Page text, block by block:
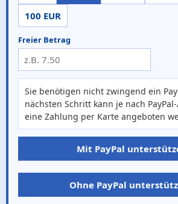
100 EUR
Freier Betrag
Sie benötigen nicht zwingend ein
nächsten Schritt kann je nach
eine Zahlung per Karte angeboten
Mit PayPal
Ohne PayPal